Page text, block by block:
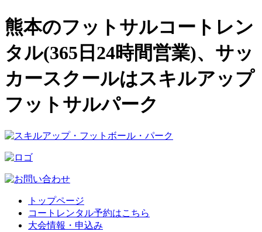
熊本のフットサルコートレン
タル(365日24時間営業)、サッ
カースクールはスキルアップ
フットサルパーク
トップページ
コートレンタル予約はこちら
大会情報・申込み